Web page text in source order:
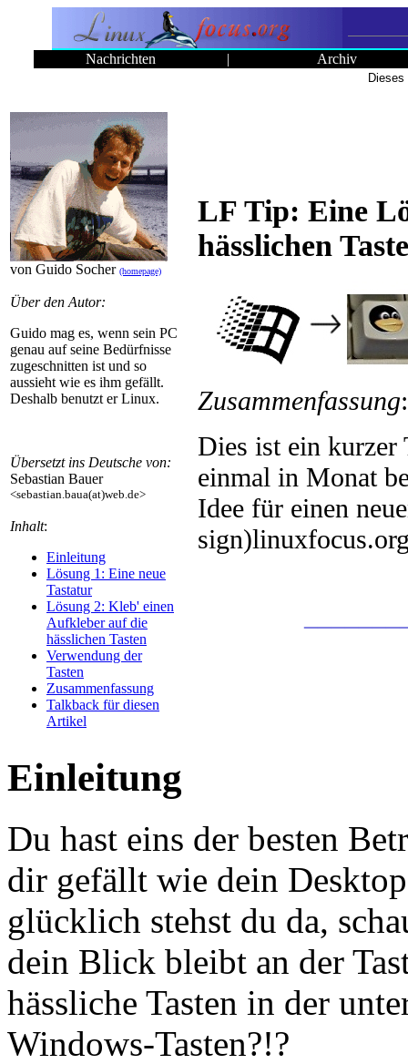
Nachrichten | Archiv
von Guido Socher (homepage)
Über den Autor:
Guido mag es, wenn sein PC
genau auf seine Bedürfnisse
zugeschnitten ist und so
aussieht wie es ihm gefällt.
Deshalb benutzt er Linux.
Übersetzt ins Deutsche von:
Sebastian Bauer
<sebastian.baua(at)web.de>
Inhalt:
Einleitung
Lösung 1: Eine neue
Tastatur
Lösung 2: Kleb' einen
Aufkleber auf die
hässlichen Tasten
Verwendung der
Tasten
Zusammenfassung
Talkback für diesen
Artikel
LF Tip: Eine
hässlichen
Zusammenfassung:
Dies ist ein kurzer
einmal in Monat
Idee für einen
Einleitung
Du hast eins der besten
dir gefällt wie dein
glücklich stehst du da,
dein Blick bleibt an der
hässliche Tasten in der
Windows-Tasten?!?